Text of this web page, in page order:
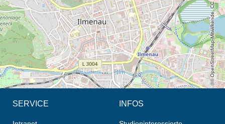
© OpenStreetMap-Mitwirkende, CC BY-SA
SERVICE INFOS